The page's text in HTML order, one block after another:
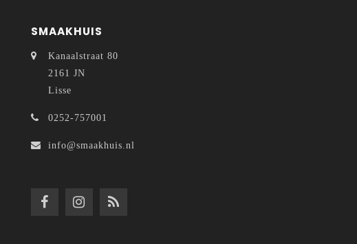
SMAAKHUIS
Kanaalstraat 80
2161 JN
Lisse
0252-757001
info@smaakhuis.nl